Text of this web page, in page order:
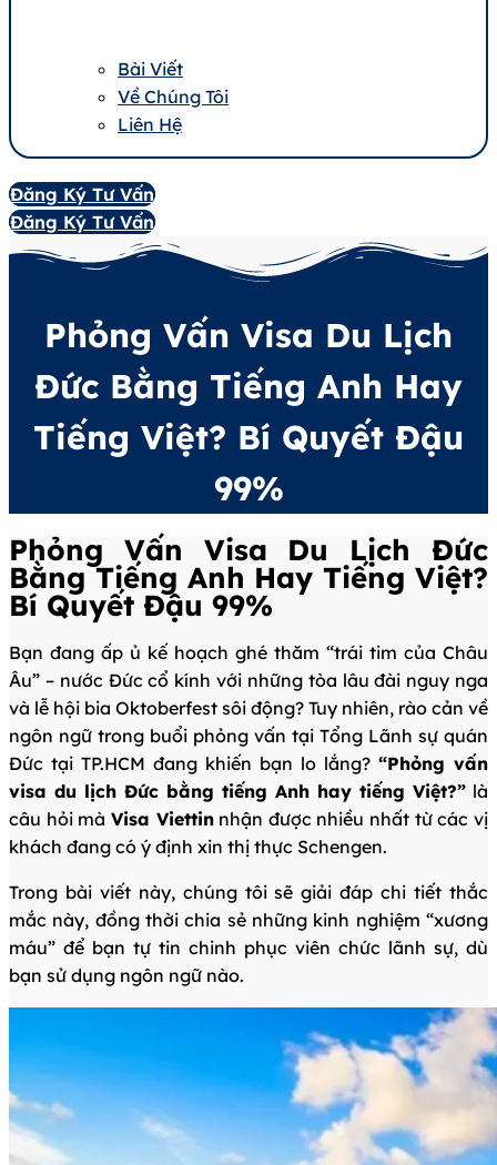
Bài Viết
Về Chúng Tôi
Liên Hệ
Đăng Ký Tư Vấn
Đăng Ký Tư Vấn
Phỏng Vấn Visa Du Lịch
Đức Bằng Tiếng Anh Hay
Tiếng Việt? Bí Quyết Đậu
99%
Phỏng Vấn Visa Du Lịch Đức
Bằng Tiếng Anh Hay Tiếng Việt?
Bí Quyết Đậu 99%
Bạn đang ấp ủ kế hoạch ghé thăm “trái tim của Châu
Âu” – nước Đức cổ kính với những tòa lâu đài nguy nga
và lễ hội bia Oktoberfest sôi động? Tuy nhiên, rào cản về
ngôn ngữ trong buổi phỏng vấn tại Tổng Lãnh sự quán
Đức tại TP.HCM đang khiến bạn lo lắng? “Phỏng vấn
visa du lịch Đức bằng tiếng Anh hay tiếng Việt?” là
câu hỏi mà Visa Viettinnhận được nhiều nhất từ các vị
khách đang có ý định xin thị thực Schengen.
Trong bài viết này, chúng tôi sẽ giải đáp chi tiết thắc
mắc này, đồng thời chia sẻ những kinh nghiệm “xương
máu” để bạn tự tin chinh phục viên chức lãnh sự, dù
bạn sử dụng ngôn ngữ nào.